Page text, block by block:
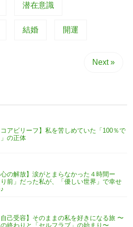
潜在意識
結婚 開運
Next »
コアビリーフ】私を苦しめていた「100％で
の正体
心の解放】涙がとまらなかった４時間ー
り前」だった私が、「優しい世界」で幸せ
自己受容】そのままの私を好きになる旅 〜
の終わりと「セルフラブ」の始まり〜